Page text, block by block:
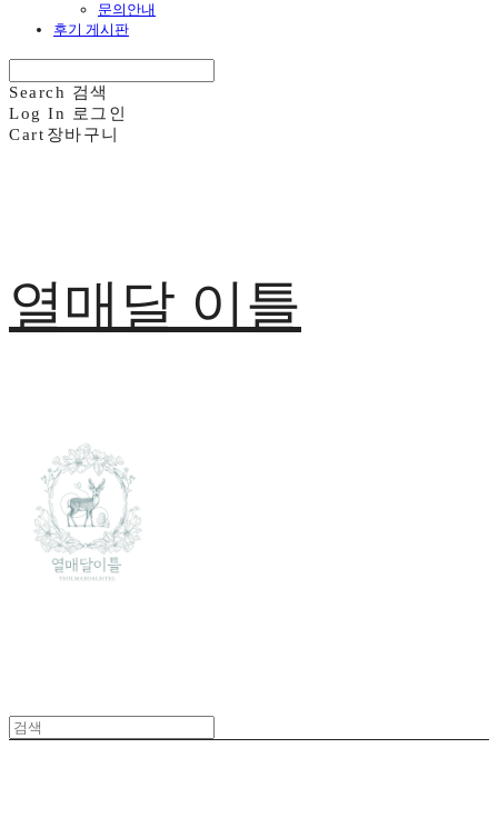
문의안내
후기 게시판
Search 검색
Log In
로그인
Cart 장바구니
열매달 이틀